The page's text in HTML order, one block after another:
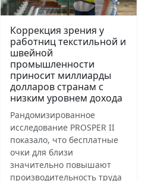
Коррекция зрения у
работниц текстильной и
швейной
промышленности
приносит миллиарды
долларов странам с
низким уровнем дохода
Рандомизированное
исследование PROSPER II
показало, что бесплатные
очки для близи
значительно повышают
производительность труда